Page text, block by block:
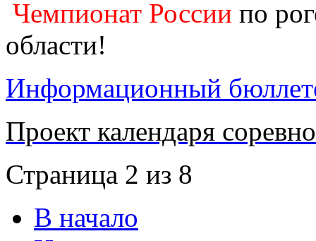
Чемпионат России по
области!
Информационный
Проект календаря
Страница 2 из 8
В начало